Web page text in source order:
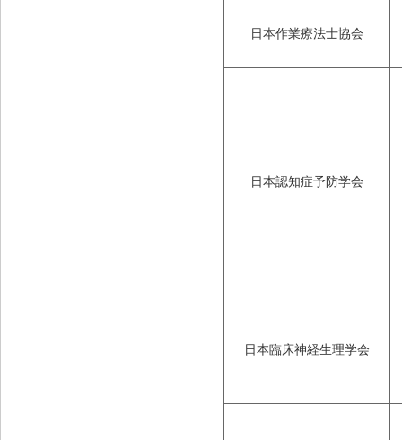
日本作業療法士協会
日本認知症予防学会
日本臨床神経生理学会